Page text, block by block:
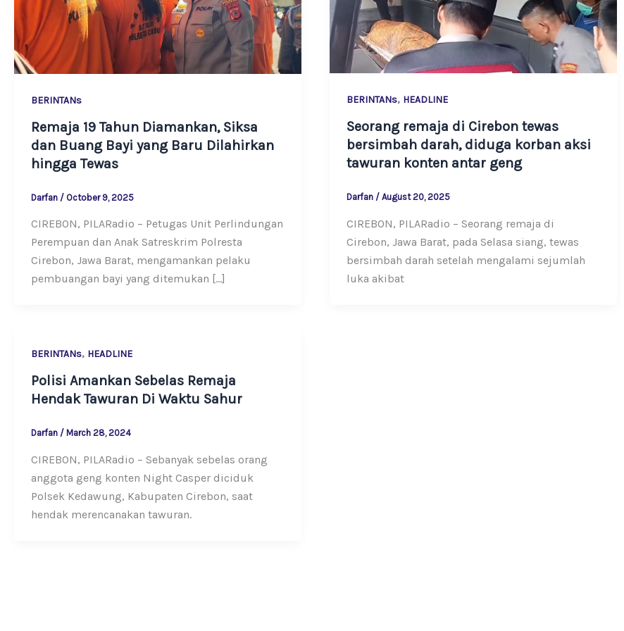
BERINTANs
Remaja 19 Tahun Diamankan, Siksa
dan Buang Bayi yang Baru Dilahirkan
hingga Tewas
Darfan / October 9, 2025
CIREBON, PILARadio – Petugas Unit Perlindungan
Perempuan dan Anak Satreskrim Polresta
Cirebon, Jawa Barat, mengamankan pelaku
pembuangan bayi yang ditemukan […]
BERINTANs, HEADLINE
Seorang remaja di Cirebon tewas
bersimbah darah, diduga korban aksi
tawuran konten antar geng
Darfan / August 20, 2025
CIREBON, PILARadio – Seorang remaja di
Cirebon, Jawa Barat, pada Selasa siang, tewas
bersimbah darah setelah mengalami sejumlah
luka akibat
BERINTANs, HEADLINE
Polisi Amankan Sebelas Remaja
Hendak Tawuran Di Waktu Sahur
Darfan / March 28, 2024
CIREBON, PILARadio – Sebanyak sebelas orang
anggota geng konten Night Casper diciduk
Polsek Kedawung, Kabupaten Cirebon, saat
hendak merencanakan tawuran.